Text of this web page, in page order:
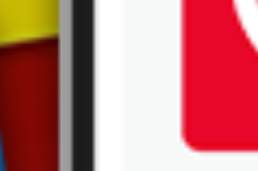
GAZETEK BEE.PL